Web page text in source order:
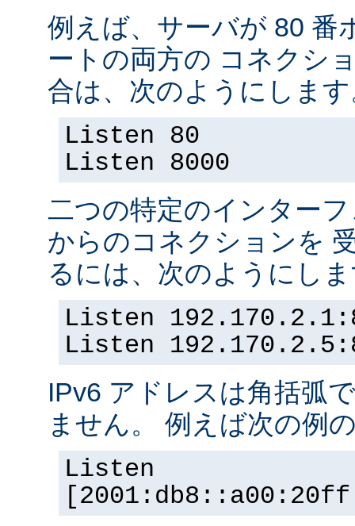
例えば、サーバが 80 番
ートの両方の コネクシ
合は、次のようにしま
Listen 80
Listen 8000
二つの特定のインター
からのコネクションを
るには、次のようにし
Listen
Listen
IPv6 アドレスは角括弧
ません。 例えば次の例
Listen